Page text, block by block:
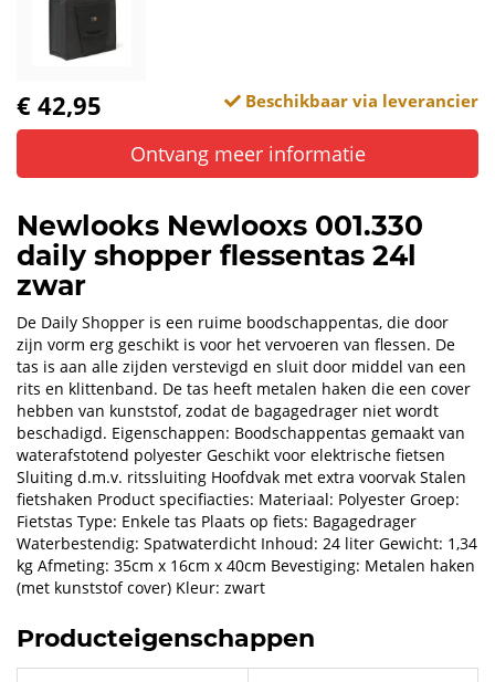
€ 42,95 Beschikbaar via leverancier
Ontvang meer informatie
Newlooks Newlooxs 001.330
daily shopper flessentas 24l
zwar
De Daily Shopper is een ruime boodschappentas, die door
zijn vorm erg geschikt is voor het vervoeren van flessen. De
tas is aan alle zijden verstevigd en sluit door middel van een
rits en klittenband. De tas heeft metalen haken die een cover
hebben van kunststof, zodat de bagagedrager niet wordt
beschadigd. Eigenschappen: Boodschappentas gemaakt van
waterafstotend polyester Geschikt voor elektrische fietsen
Sluiting d.m.v. ritssluiting Hoofdvak met extra voorvak Stalen
fietshaken Product specifiacties: Materiaal: Polyester Groep:
Fietstas Type: Enkele tas Plaats op fiets: Bagagedrager
Waterbestendig: Spatwaterdicht Inhoud: 24 liter Gewicht: 1,34
kg Afmeting: 35cm x 16cm x 40cm Bevestiging: Metalen haken
(met kunststof cover) Kleur: zwart
Producteigenschappen